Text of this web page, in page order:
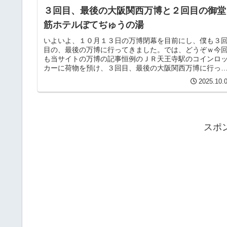
３回目、最後の大阪関西万博と２回目の御堂
筋ホテルぼてぢゅうの湯
いよいよ、１０月１３日の万博閉幕を目前にし、僕も３回
目の、最後の万博に行ってきました。では、どうぞｗ今回
も当サイトの万博の記事恒例のＪＲ天王寺駅のコインロッ
カーに荷物を預け、３回目、最後の大阪関西万博に行って
スポ